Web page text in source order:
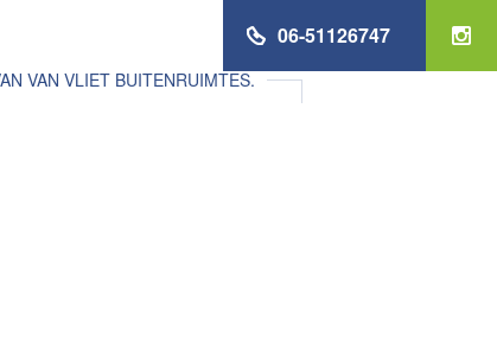
06-51126747
VAN VLIET BUITENRUIMTES.